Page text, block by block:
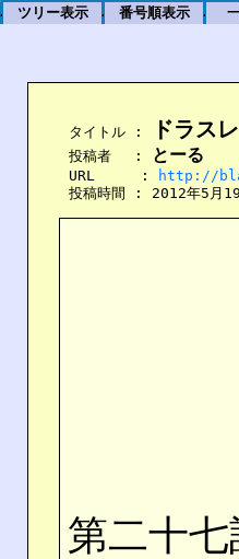
. ツリー表示 . 番号順表示 .
    タイトル :
ドラス
    投稿者　 :
とーる
    URL　　  :
http://
投稿時間 : 2012年5月
第二十七